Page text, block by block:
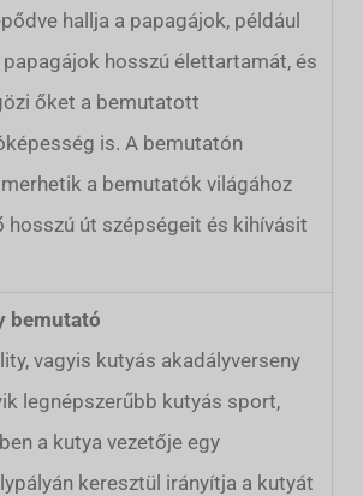
hallja a papagájok, például
papagájok hosszú élettartamát, és
őket a bemutatott
is. A bemutatón
a bemutatók világához
hosszú út szépségeit és kihívásit
bemutató
vagyis kutyás akadályverseny
legnépszerűbb kutyás sport,
a kutya vezetője egy
keresztül irányítja a kutyát